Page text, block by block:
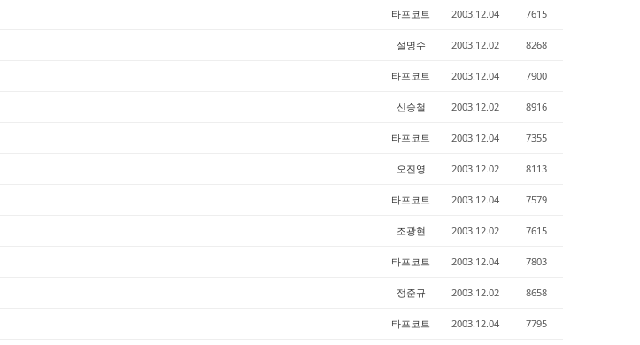
타프코트 2003.12.04 7615
설명수 2003.12.02 8268
타프코트 2003.12.04 7900
신승철 2003.12.02 8916
타프코트 2003.12.04 7355
오진영 2003.12.02 8113
타프코트 2003.12.04 7579
조광현 2003.12.02 7615
타프코트 2003.12.04 7803
정준규 2003.12.02 8658
타프코트 2003.12.04 7795